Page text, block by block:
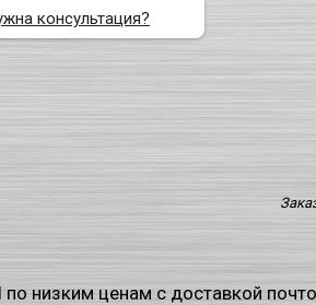
низким ценам с доставкой
консультация?